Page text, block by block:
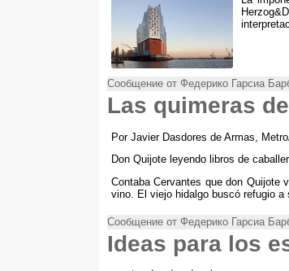
Herzog&
Сообщение от Федерико Гарсиа
Las quimeras
Por Javier Dasdores de Armas
Don Quijote leyendo libros de
Contaba Cervantes que don Quijote
vino. El viejo hidalgo buscó refugio
Сообщение от Федерико Гарсиа
Ideas para los